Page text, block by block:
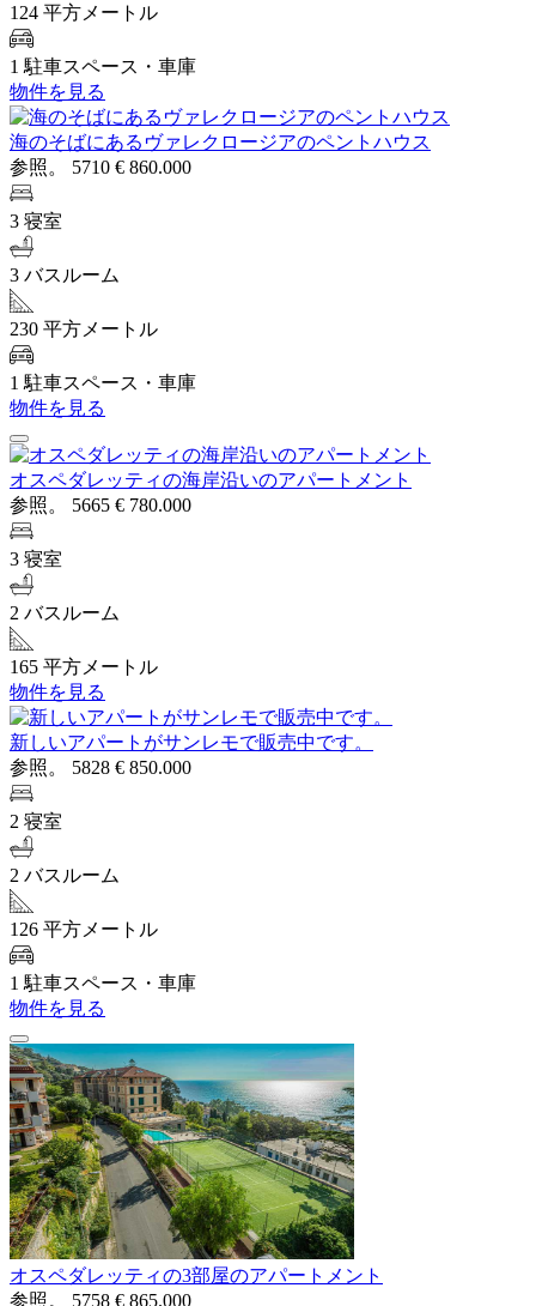
124 平方メートル
1 駐車スペース・車庫
物件を見る
海のそばにあるヴァレクロージアのペントハウス
参照。 5710 € 860.000
3 寝室
3 バスルーム
230 平方メートル
1 駐車スペース・車庫
物件を見る
オスペダレッティの海岸沿いのアパートメント
参照。 5665 € 780.000
3 寝室
2 バスルーム
165 平方メートル
物件を見る
新しいアパートがサンレモで販売中です。
参照。 5828 € 850.000
2 寝室
2 バスルーム
126 平方メートル
1 駐車スペース・車庫
物件を見る
オスペダレッティの3部屋のアパートメント
参照。 5758 € 865.000